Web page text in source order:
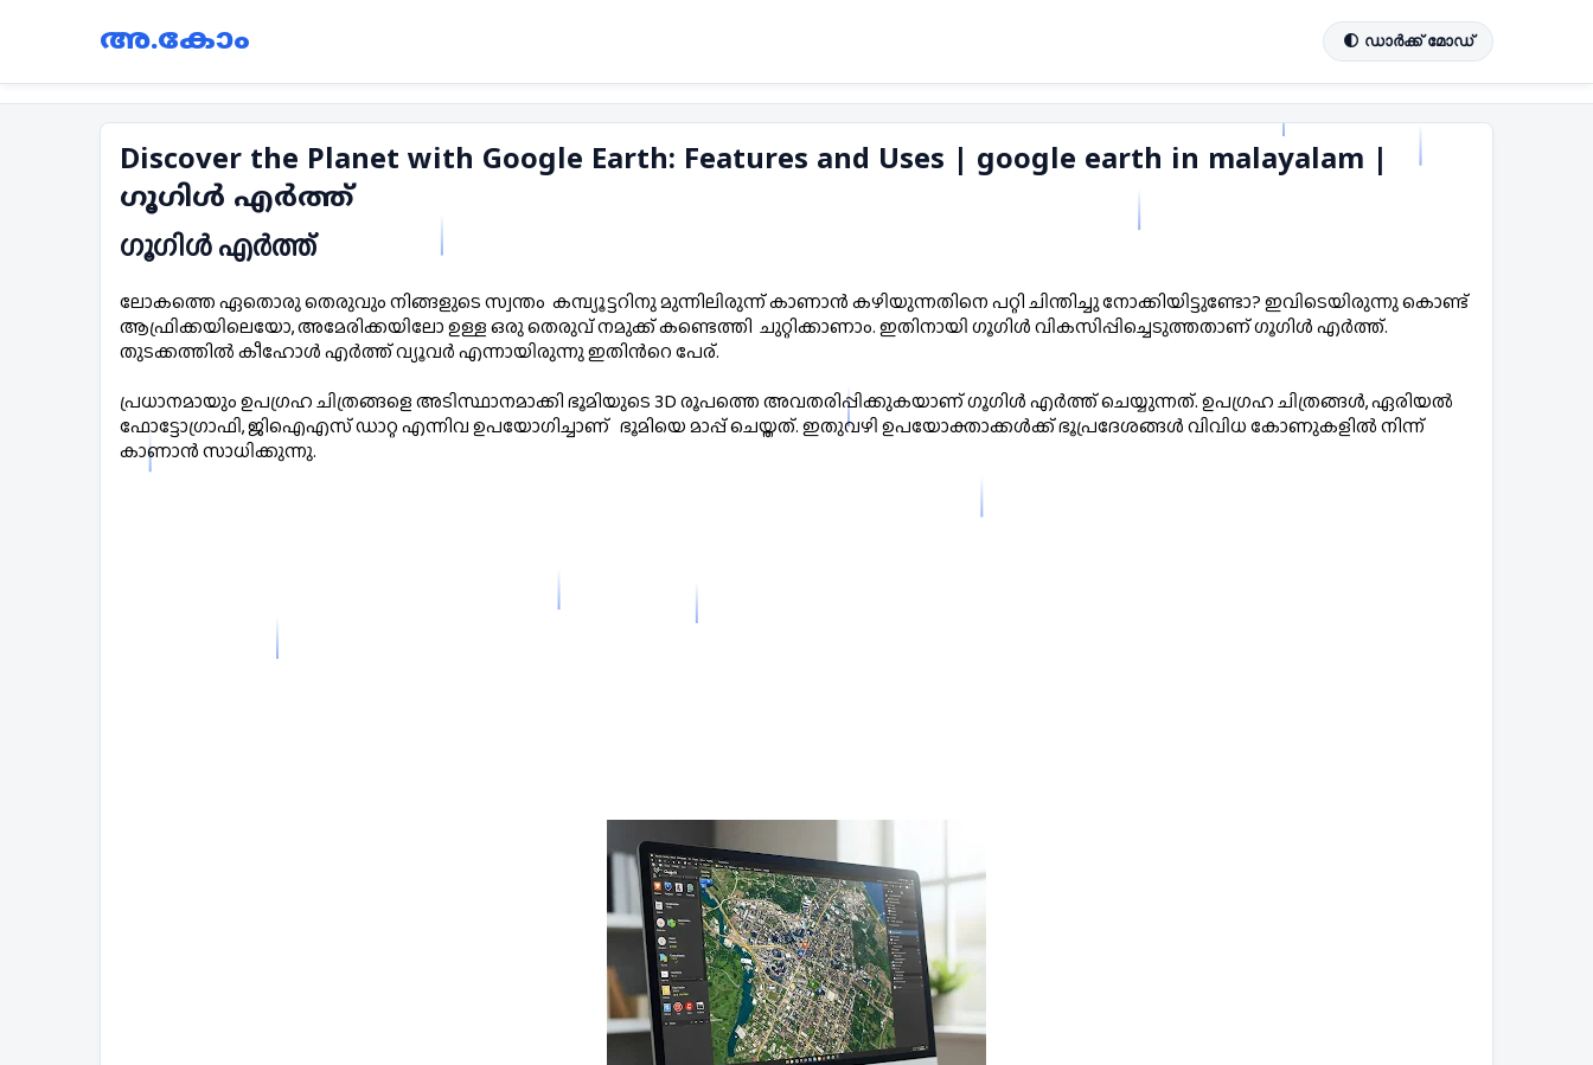
അ.കോം 🌓 ഡാർക്ക് മോഡ്
Discover the Planet with Google Earth: Features and Uses | google earth in malayalam |
ഗൂഗിൾ എർത്ത്
ഗൂഗിൾ എർത്ത്
ലോകത്തെ ഏതൊരു തെരുവും നിങ്ങളുടെ സ്വന്തം  കമ്പ്യൂട്ടറിനു മുന്നിലിരുന്ന് കാണാൻ കഴിയുന്നതിനെ പറ്റി ചിന്തിച്ചു നോക്കിയിട്ടുണ്ടോ? ഇവിടെയിരുന്നു കൊണ്ട്
ആഫ്രിക്കയിലെയോ, അമേരിക്കയിലോ ഉള്ള ഒരു തെരുവ് നമുക്ക് കണ്ടെത്തി  ചുറ്റിക്കാണാം. ഇതിനായി ഗൂഗിൾ വികസിപ്പിച്ചെടുത്തതാണ് ഗൂഗിൾ എർത്ത്.
തുടക്കത്തിൽ കീഹോൾ എർത്ത് വ്യൂവർ എന്നായിരുന്നു ഇതിൻറെ പേര്.
പ്രധാനമായും ഉപഗ്രഹ ചിത്രങ്ങളെ അടിസ്ഥാനമാക്കി ഭൂമിയുടെ 3D രൂപത്തെ അവതരിപ്പിക്കുകയാണ് ഗൂഗിൾ എർത്ത് ചെയ്യുന്നത്. ഉപഗ്രഹ ചിത്രങ്ങൾ, ഏരിയൽ
ഫോട്ടോഗ്രാഫി, ജിഐഎസ് ഡാറ്റ എന്നിവ ഉപയോഗിച്ചാണ്   ഭൂമിയെ മാപ്പ് ചെയ്തത്. ഇതുവഴി ഉപയോക്താക്കൾക്ക് ഭൂപ്രദേശങ്ങൾ വിവിധ കോണുകളിൽ നിന്ന്
കാണാൻ സാധിക്കുന്നു.